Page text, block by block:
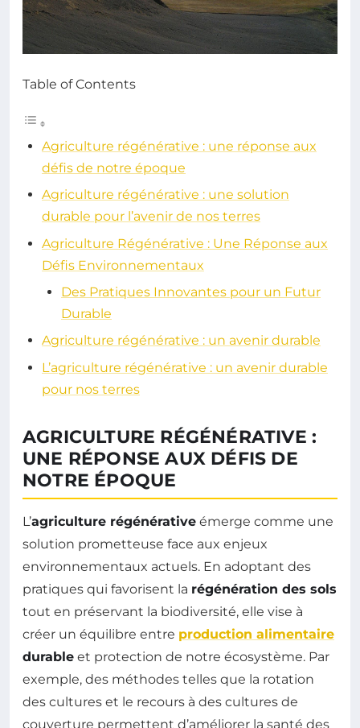
Table of Contents
Agriculture régénérative : une réponse aux
défis de notre époque
Agriculture régénérative : une solution
durable pour l’avenir de nos terres
Agriculture Régénérative : Une Réponse aux
Défis Environnementaux
Des Pratiques Innovantes pour un Futur
Durable
Agriculture régénérative : un avenir durable
L’agriculture régénérative : un avenir durable
pour nos terres
AGRICULTURE RÉGÉNÉRATIVE :
UNE RÉPONSE AUX DÉFIS DE
NOTRE ÉPOQUE
L’agriculture régénérative émerge comme une
solution prometteuse face aux enjeux
environnementaux actuels. En adoptant des
pratiques qui favorisent la régénération des sols
tout en préservant la biodiversité, elle vise à
créer un équilibre entre production alimentaire
durable et protection de notre écosystème. Par
exemple, des méthodes telles que la rotation
des cultures et le recours à des cultures de
couverture permettent d’améliorer la santé des